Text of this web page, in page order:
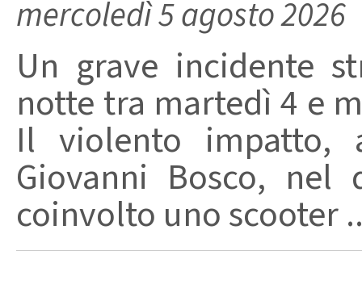
mercoledì 5 agosto 2026
Un grave incidente
notte tra martedì 4 e
Il violento impatto,
Giovanni Bosco, nel
coinvolto uno scooter